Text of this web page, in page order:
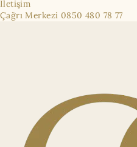
İletişim
Çağrı Merkezi 0850 480 78 77